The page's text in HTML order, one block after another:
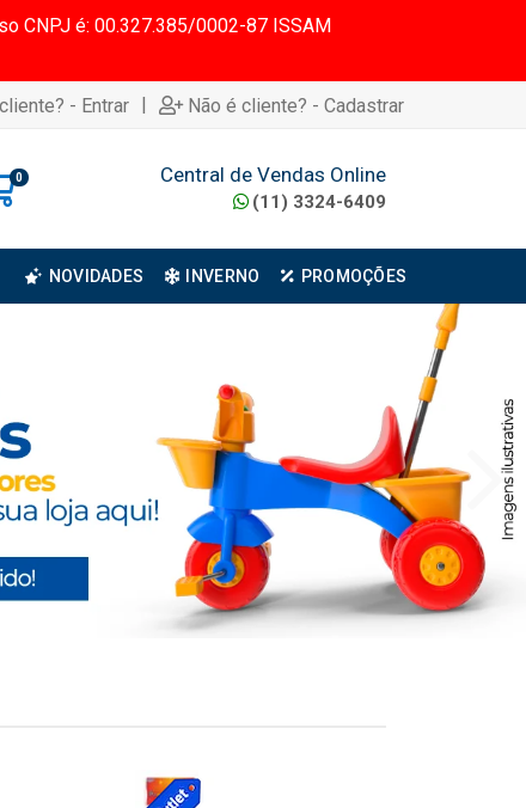
CNPJ é: 00.327.385/0002-87 ISSAM
- Entrar | Não é cliente? - Cadastrar
0 Central de Vendas Online
(11) 3324-6409
NOVIDADES INVERNO PROMOÇÕES